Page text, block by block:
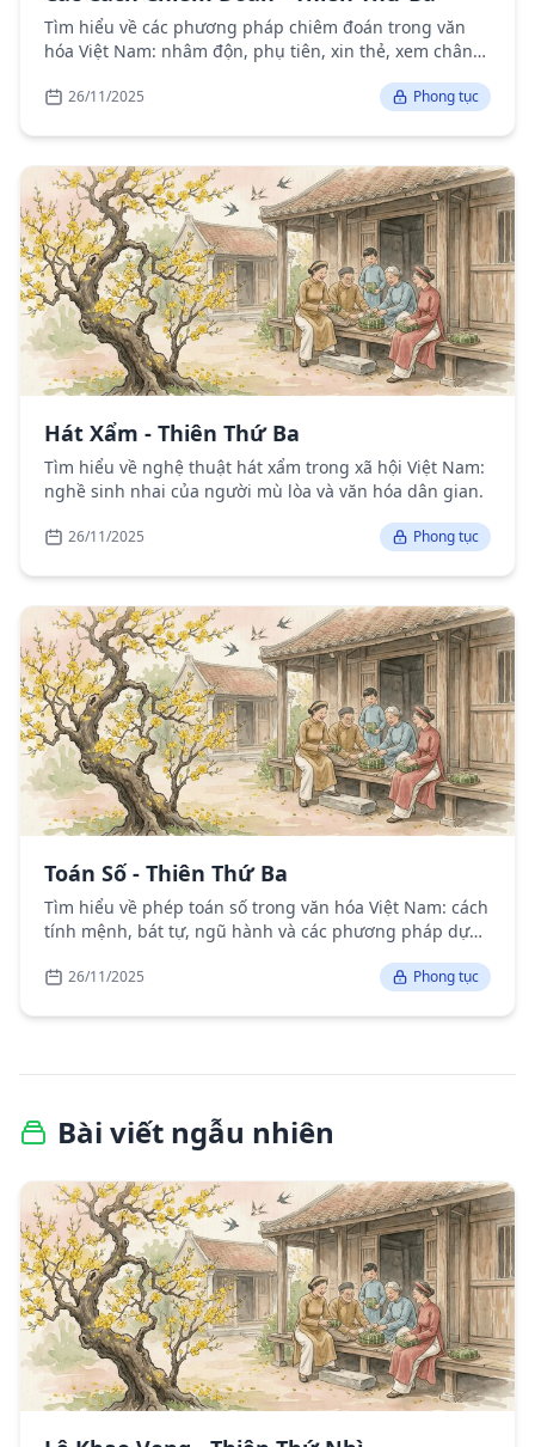
Tìm hiểu về các phương pháp chiêm đoán trong văn
hóa Việt Nam: nhâm độn, phụ tiên, xin thẻ, xem chân
26/11/2025 Phong tục
Hát Xẩm - Thiên Thứ Ba
Tìm hiểu về nghệ thuật hát xẩm trong xã hội Việt Nam:
nghề sinh nhai của người mù lòa và văn hóa dân gian.
26/11/2025 Phong tục
Toán Số - Thiên Thứ Ba
Tìm hiểu về phép toán số trong văn hóa Việt Nam: cách
tính mệnh, bát tự, ngũ hành và các phương pháp dự
26/11/2025 Phong tục
Bài viết ngẫu nhiên